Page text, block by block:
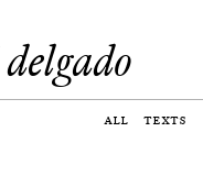
all texts